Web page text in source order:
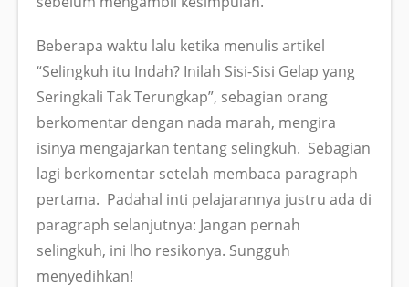
Beberapa waktu lalu ketika menulis artikel
“Selingkuh itu Indah? Inilah Sisi-Sisi Gelap yang
Seringkali Tak Terungkap”, sebagian orang
berkomentar dengan nada marah, mengira
isinya mengajarkan tentang selingkuh. Sebagian
lagi berkomentar setelah membaca paragraph
pertama. Padahal inti pelajarannya justru ada di
paragraph selanjutnya: Jangan pernah
selingkuh, ini lho resikonya. Sungguh
menyedihkan!